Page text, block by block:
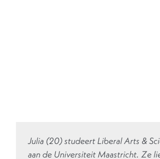
Julia (20) studeert Liberal Arts &
aan de Universiteit Maastricht. Ze